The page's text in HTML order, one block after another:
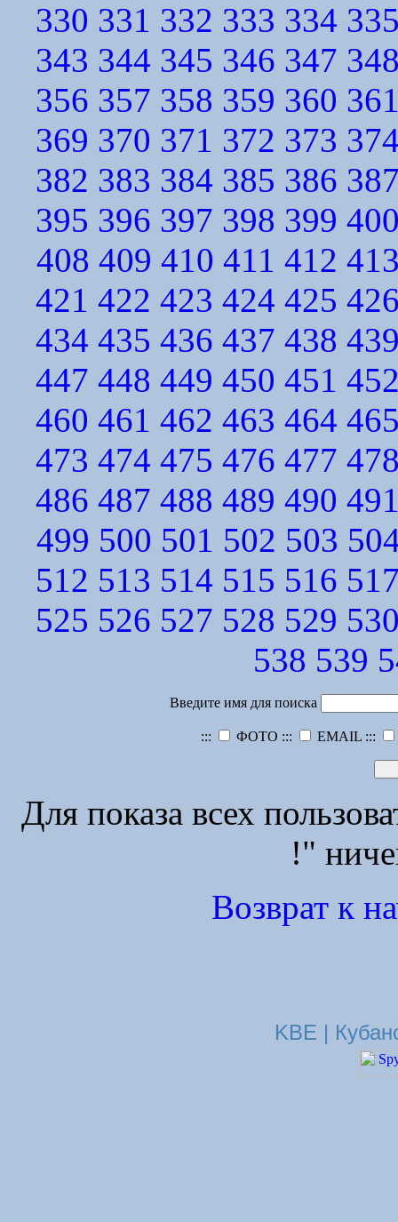
330 331 332 333 334
343 344 345 346 347
356 357 358 359 360
369 370 371 372 373
382 383 384 385 386
395 396 397 398 399
408 409 410 411 412
421 422 423 424 425
434 435 436 437 438
447 448 449 450 451
460 461 462 463 464
473 474 475 476 477
486 487 488 489 490
499 500 501 502 503
512 513 514 515 516
525 526 527 528 529
538 539
Введите имя для поиска
::: ФОТО ::: EMAIL :::
Для показа всех
!"
Возврат к
KBE |